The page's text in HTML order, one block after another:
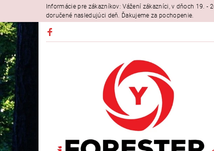
Informácie pre zákazníkov: Vážení zákazníci, v dňoch 19.
doručené nasledujúci deň. Ďakujeme za pochopenie.